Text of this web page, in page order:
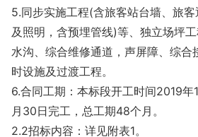
5.同步实施工程(含旅客站台墙、旅
及照明，含预埋管线)等、独立场坪
水沟、综合维修通道，声屏障、综合
时设施及过渡工程。
6.合同工期：本标段开工时间2019
月30日完工，总工期48个月。
2.2招标内容：详见附表1。